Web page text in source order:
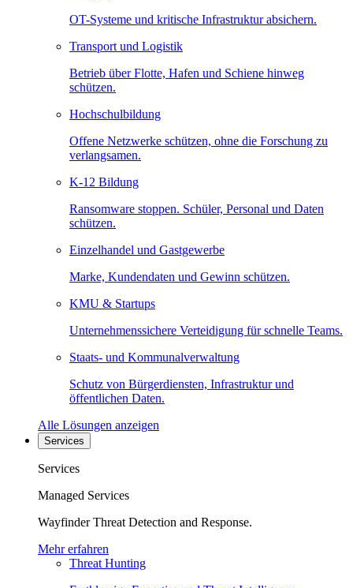
OT-Systeme und kritische Infrastruktur absichern.
Transport und Logistik
Betrieb über Flotte, Hafen und Schiene hinweg
schützen.
Hochschulbildung
Offene Netzwerke schützen, ohne die Forschung zu
verlangsamen.
K-12 Bildung
Ransomware stoppen. Schüler, Personal und Daten
schützen.
Einzelhandel und Gastgewerbe
Marke, Kundendaten und Gewinn schützen.
KMU & Startups
Unternehmenssichere Verteidigung für schnelle Teams.
Staats- und Kommunalverwaltung
Schutz von Bürgerdiensten, Infrastruktur und
öffentlichen Daten.
Alle Lösungen anzeigen
Services
Services
Managed Services
Wayfinder Threat Detection and Response.
Mehr erfahren
Threat Hunting